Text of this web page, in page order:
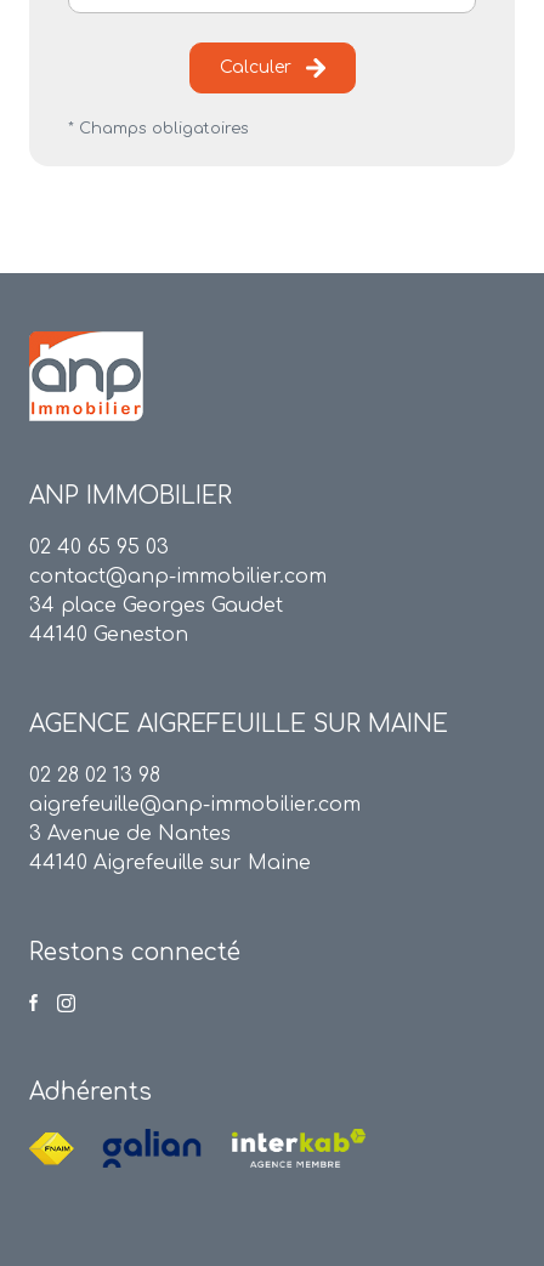
Calculer
* Champs obligatoires
ANP IMMOBILIER
02 40 65 95 03
contact@anp-immobilier.com
34 place Georges Gaudet
44140 Geneston
AGENCE AIGREFEUILLE SUR MAINE
02 28 02 13 98
aigrefeuille@anp-immobilier.com
3 Avenue de Nantes
44140 Aigrefeuille sur Maine
Restons connecté
Adhérents